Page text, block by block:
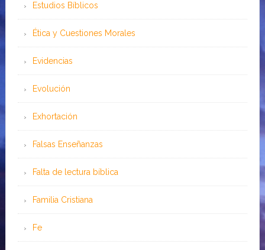
Estudios Bíblicos
Ética y Cuestiones Morales
Evidencias
Evolución
Exhortación
Falsas Enseñanzas
Falta de lectura bíblica
Familia Cristiana
Fe